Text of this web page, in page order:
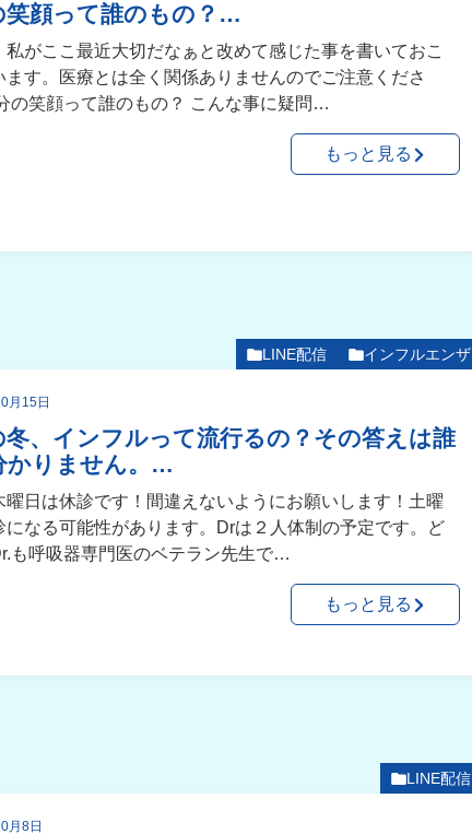
笑顔って誰のもの？…
私がここ最近大切だなぁと改めて感じた事を書いておこ
ます。医療とは全く関係ありませんのでご注意くださ
の笑顔って誰のもの？ こんな事に疑問…
もっと見る
LINE配信 インフルエンザ
月15日
冬、インフルって流行るの？その答えは誰
かりません。…
曜日は休診です！間違えないようにお願いします！土曜
になる可能性があります。Drは２人体制の予定です。ど
も呼吸器専門医のベテラン先生で…
もっと見る
LINE配信
月8日